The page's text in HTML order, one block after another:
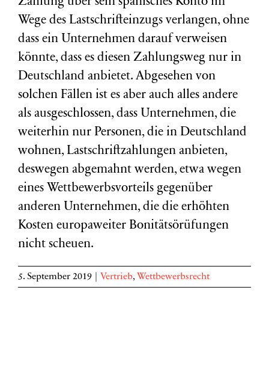
Wege des Lastschrifteinzugs verlangen, ohne
dass ein Unternehmen darauf verweisen
könnte, dass es diesen Zahlungsweg nur in
Deutschland anbietet. Abgesehen von
solchen Fällen ist es aber auch alles andere
als ausgeschlossen, dass Unternehmen, die
weiterhin nur Personen, die in Deutschland
wohnen, Lastschriftzahlungen anbieten,
deswegen abgemahnt werden, etwa wegen
eines Wettbewerbsvorteils gegenüber
anderen Unternehmen, die die erhöhten
Kosten europaweiter Bonitätsörüfungen
nicht scheuen.
5. September 2019 Vertrieb, Wettbewerbsrecht